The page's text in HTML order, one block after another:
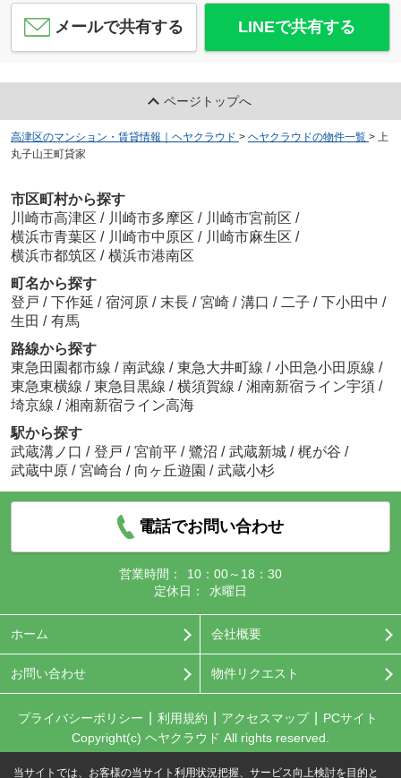
メールで共有する LINEで共有する
ページトップへ
高津区のマンション・賃貸情報｜ヘヤクラウド > ヘヤクラウドの物件一覧 >
上
丸子山王町貸家
市区町村から探す
川崎市高津区 / 川崎市多摩区 / 川崎市宮前区 /
横浜市青葉区 / 川崎市中原区 / 川崎市麻生区 /
横浜市都筑区 / 横浜市港南区
町名から探す
登戸 / 下作延 / 宿河原 / 末長 / 宮崎 / 溝口 / 二子 / 下小田中 /
生田 / 有馬
路線から探す
東急田園都市線 / 南武線 / 東急大井町線 / 小田急小田原線 /
東急東横線 / 東急目黒線 / 横須賀線 / 湘南新宿ライン宇須 /
埼京線 / 湘南新宿ライン高海
駅から探す
武蔵溝ノ口 / 登戸 / 宮前平 / 鷺沼 / 武蔵新城 / 梶が谷 /
武蔵中原 / 宮崎台 / 向ヶ丘遊園 / 武蔵小杉
電話でお問い合わせ
営業時間：
10：00～18：30
定休日：
水曜日
ホーム 会社概要
お問い合わせ 物件リクエスト
プライバシーポリシー 利用規約 アクセスマップ
PCサイト
Copyright(c) ヘヤクラウド All rights reserved.
当サイトでは、お客様の当サイト利用状況把握、サービス向上検討を目的と